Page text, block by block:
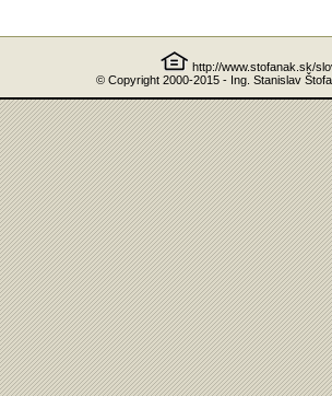
http://www.stofanak.sk/
© Copyright 2000-2015 - Ing. Stanislav